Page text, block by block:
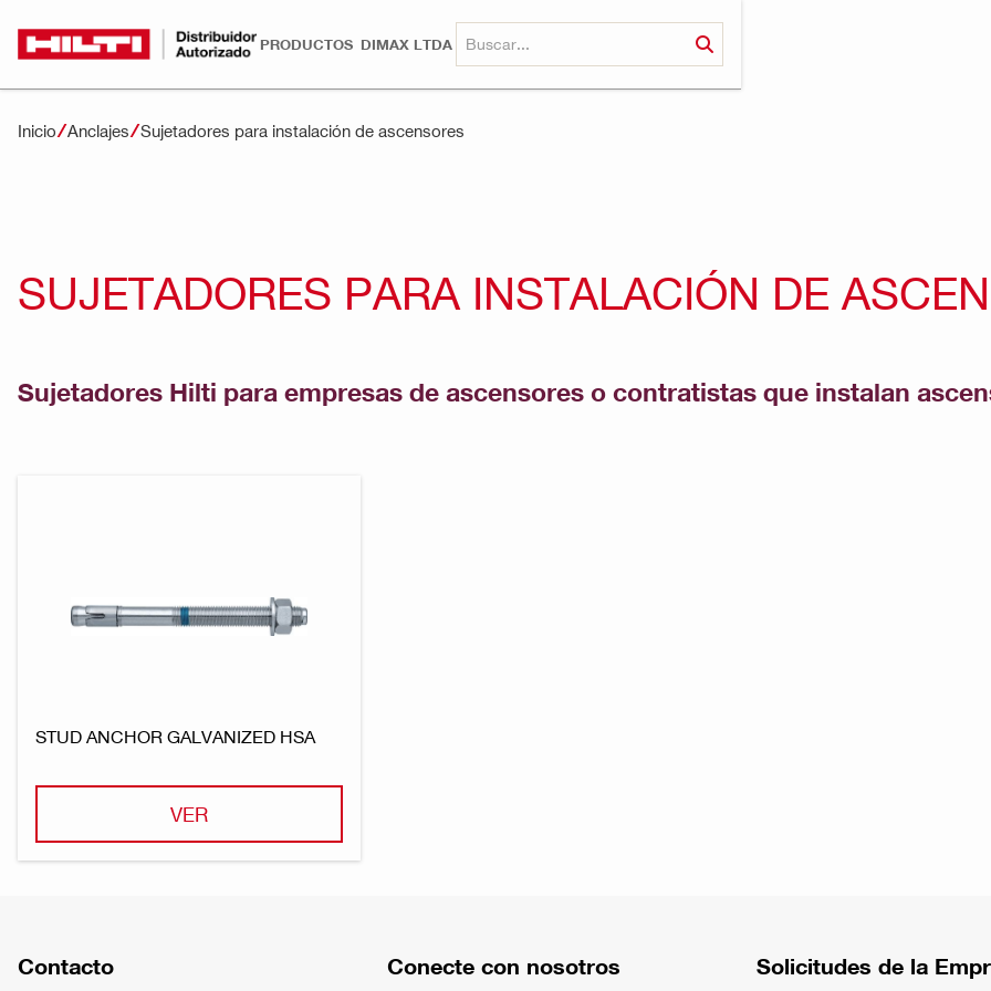
PRODUCTOS DIMAX LTDA
Inicio Anclajes Sujetadores para instalación de ascensores
SUJETADORES PARA INSTALACIÓN DE
Sujetadores Hilti para empresas de ascensores o contratistas que instalan
STUD ANCHOR GALVANIZED HSA
VER
Contacto Conecte con nosotros Solicitudes de la